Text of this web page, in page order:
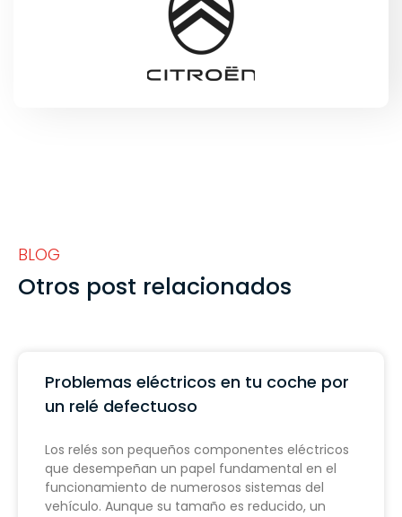
BLOG
Otros post relacionados
Problemas eléctricos en tu coche por
un relé defectuoso
Los relés son pequeños componentes eléctricos
que desempeñan un papel fundamental en el
funcionamiento de numerosos sistemas del
vehículo. Aunque su tamaño es reducido, un